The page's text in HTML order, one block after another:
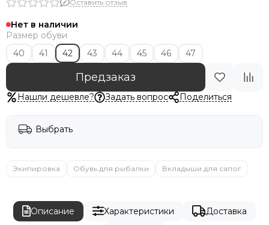
Оставить отзыв
Нет в наличии
Размер обуви
40
41 42 43 44 45 46 47
Предзаказ
Нашли дешевле? Задать вопрос Поделиться
Выбрать
Экипировка Обувь для рыбалки Вкладыши для сапог
Описание Характеристики
Доставка